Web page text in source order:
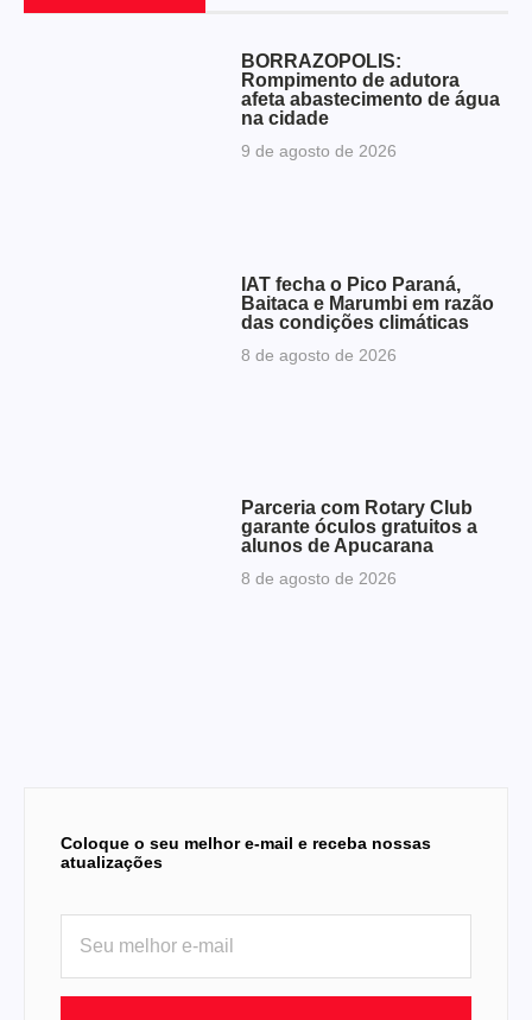
BORRAZÓPOLIS:
Rompimento de adutora
afeta abastecimento de água
na cidade
9 de agosto de 2026
IAT fecha o Pico Paraná,
Baitaca e Marumbi em razão
das condições climáticas
8 de agosto de 2026
Parceria com Rotary Club
garante óculos gratuitos a
alunos de Apucarana
8 de agosto de 2026
Coloque o seu melhor e-mail e receba nossas
atualizações